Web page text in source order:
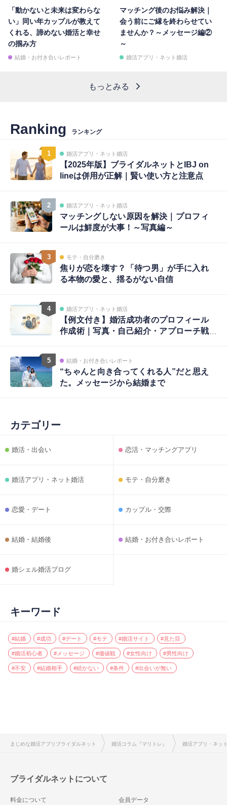
「動かないと未来は変わらな
い」同い年カップルが教えて
くれる、諦めない婚活と幸せ
の掴み方
結婚・お付き合いレポート
マッチング後のお悩み解決｜
会う前にご縁を終わらせてい
ませんか？～メッセージ編②
～
婚活アプリ・ネット婚活
もっとみる
Ranking ランキング
1 婚活アプリ・ネット婚活
【2025年版】ブライダルネットとIBJ on
lineは併用が正解｜賢い使い方と注意点
2 婚活アプリ・ネット婚活
マッチングしない原因を解決｜プロフィ
ールは鮮度が大事！～写真編～
3 モテ・自分磨き
焦りが恋を壊す？「待つ男」が手に入れ
る本物の愛と、揺るがない自信
4 婚活アプリ・ネット婚活
【例文付き】婚活成功者のプロフィール
作成術｜写真・自己紹介・アプローチ戦
5 結婚・お付き合いレポート
“ちゃんと向き合ってくれる人”だと思え
た。メッセージから結婚まで
カテゴリー
婚活・出会い 恋活・マッチングアプリ
婚活アプリ・ネット婚活 モテ・自分磨き
恋愛・デート カップル・交際
結婚・結婚後 結婚・お付き合いレポート
婚シェル婚活ブログ
キーワード
#結婚 #成功 #デート #モテ #婚活サイト #見た目
#婚活初心者 #メッセージ #価値観 #女性向け #男性向け
#不安 #結婚相手 #続かない #条件 #出会いが無い
まじめな婚活アプリブライダルネット 婚活コラム『マリトレ』 婚活アプリ・ネッ
ブライダルネットについて
料金について
会員データ